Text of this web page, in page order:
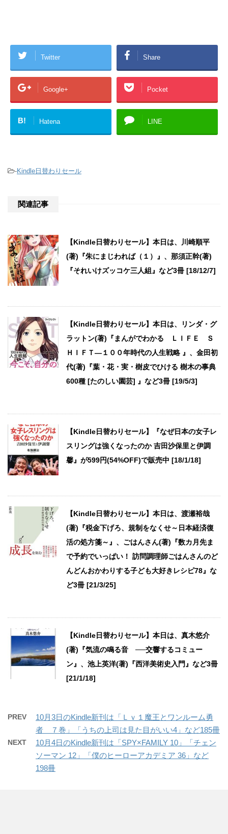
Twitter Share
Google+ Pocket
B! Hatena LINE
-Kindle日替わりセール
関連記事
【Kindle日替わりセール】本日は、川崎順平
(著)『朱にまじわれば（１）』、那須正幹(著)
『それいけズッコケ三人組』など3冊 [18/12/7]
【Kindle日替わりセール】本日は、リンダ・グ
ラットン(著)『まんがでわかる ＬＩＦＥ Ｓ
ＨＩＦＴ―１００年時代の人生戦略 』、金田初
代(著)『葉・花・実・樹皮でひける 樹木の事典
600種 [たのしい園芸] 』など3冊 [19/5/3]
【Kindle日替わりセール】『なぜ日本の女子レ
スリングは強くなったのか 吉田沙保里と伊調
馨』が599円(54%OFF)で販売中 [18/1/18]
【Kindle日替わりセール】本日は、渡瀬裕哉
(著)『税金下げろ、規制をなくせ～日本経済復
活の処方箋～』、ごはんさん(著)『数カ月先ま
で予約でいっぱい！ 訪問調理師ごはんさんのど
んどんおかわりする子ども大好きレシピ78』な
ど3冊 [21/3/25]
【Kindle日替わりセール】本日は、真木悠介
(著)『気流の鳴る音 ──交響するコミュー
ン』、池上英洋(著)『西洋美術史入門』など3冊
[21/1/18]
PREV
10月3日のKindle新刊は「Ｌｖ１魔王とワンルーム勇
者 ７巻」「うちの上司は見た目がいい4」など185冊
NEXT
10月4日のKindle新刊は「SPY×FAMILY 10」「チェン
ソーマン 12」「僕のヒーローアカデミア 36」など
198冊